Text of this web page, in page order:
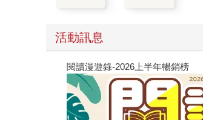
活動訊息
閱讀漫遊錄-2026上半年暢銷榜